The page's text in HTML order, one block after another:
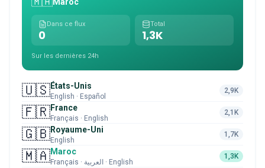
Dans ce flux
0
Total
1,3K
Sur les dernières 24h
🇺🇸États-Unis
English · Español
2,9K
🇫🇷France
Français · English
2,1K
🇬🇧Royaume-Uni
English
1,7K
🇲🇦Maroc
Français · العربية · English
1,3K